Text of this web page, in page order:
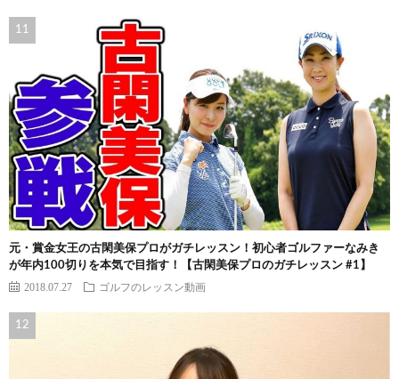
元・賞金女王の古閑美保プロがガチレッスン！初心者ゴルファーなみき
が年内100切りを本気で目指す！【古閑美保プロのガチレッスン #1】
2018.07.27 ゴルフのレッスン動画